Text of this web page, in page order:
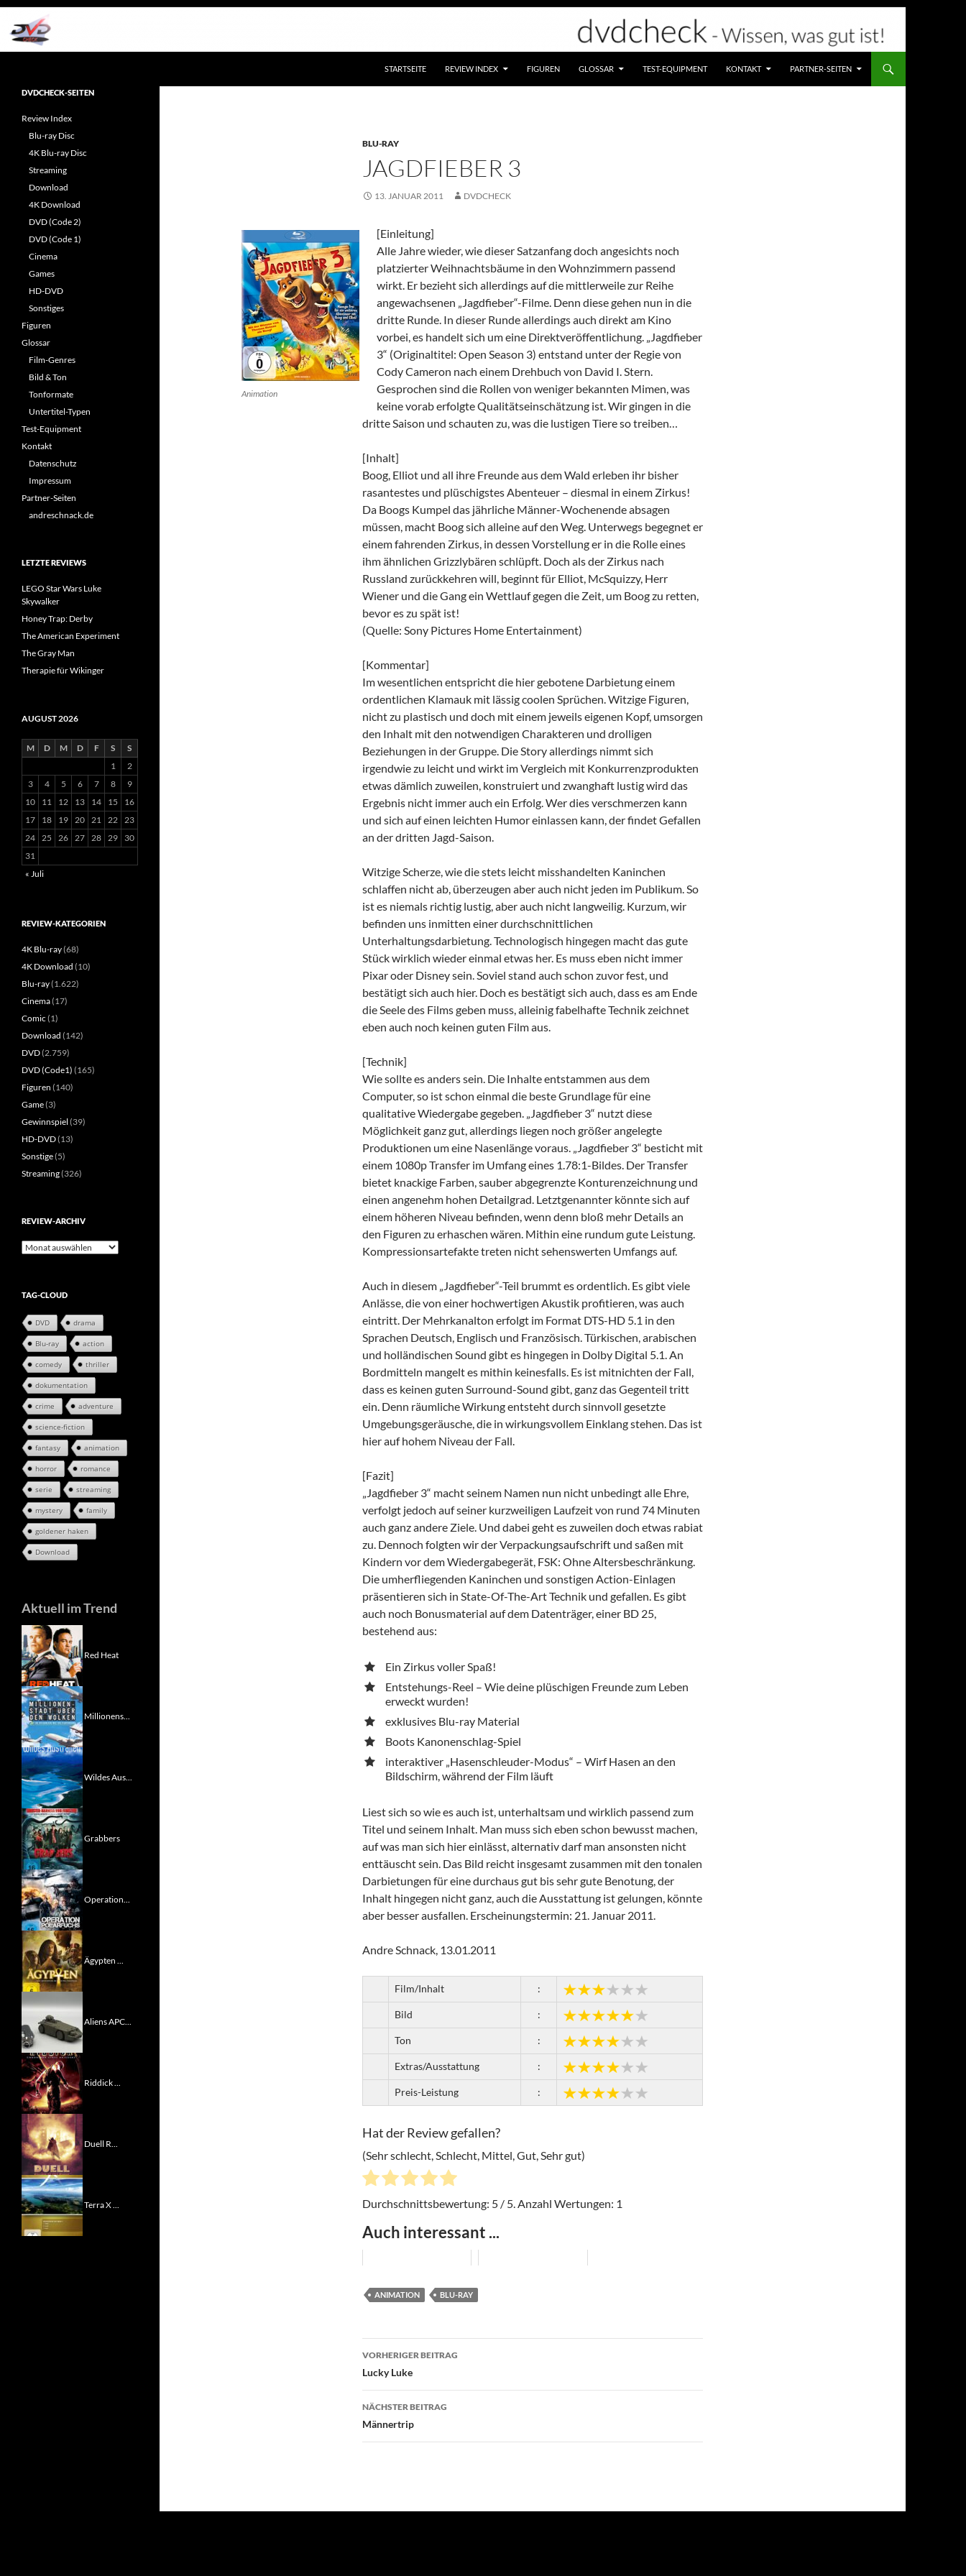
Zum
Inhalt
springen
STARTSEITE REVIEW INDEX FIGUREN GLOSSAR TEST-EQUIPMENT KONTAKT PARTNER-SEITEN
BLU-RAY
JAGDFIEBER 3
13. JANUAR 2011 DVDCHECK
Animation
[Einleitung]
Alle Jahre wieder, wie dieser Satzanfang doch angesichts noch
platzierter Weihnachtsbäume in den Wohnzimmern passend
wirkt. Er bezieht sich allerdings auf die mittlerweile zur Reihe
angewachsenen „Jagdfieber“-Filme. Denn diese gehen nun in die
dritte Runde. In dieser Runde allerdings auch direkt am Kino
vorbei, es handelt sich um eine Direktveröffentlichung. „Jagdfieber
3“ (Originaltitel: Open Season 3) entstand unter der Regie von
Cody Cameron nach einem Drehbuch von David I. Stern.
Gesprochen sind die Rollen von weniger bekannten Mimen, was
keine vorab erfolgte Qualitätseinschätzung ist. Wir gingen in die
dritte Saison und schauten zu, was die lustigen Tiere so treiben…
[Inhalt]
Boog, Elliot und all ihre Freunde aus dem Wald erleben ihr bisher
rasantestes und plüschigstes Abenteuer – diesmal in einem Zirkus!
Da Boogs Kumpel das jährliche Männer-Wochenende absagen
müssen, macht Boog sich alleine auf den Weg. Unterwegs begegnet er
einem fahrenden Zirkus, in dessen Vorstellung er in die Rolle eines
ihm ähnlichen Grizzlybären schlüpft. Doch als der Zirkus nach
Russland zurückkehren will, beginnt für Elliot, McSquizzy, Herr
Wiener und die Gang ein Wettlauf gegen die Zeit, um Boog zu retten,
bevor es zu spät ist!
(Quelle: Sony Pictures Home Entertainment)
[Kommentar]
Im wesentlichen entspricht die hier gebotene Darbietung einem
ordentlichen Klamauk mit lässig coolen Sprüchen. Witzige Figuren,
nicht zu plastisch und doch mit einem jeweils eigenen Kopf, umsorgen
den Inhalt mit den notwendigen Charakteren und drolligen
Beziehungen in der Gruppe. Die Story allerdings nimmt sich
irgendwie zu leicht und wirkt im Vergleich mit Konkurrenzprodukten
etwas dämlich zuweilen, konstruiert und zwanghaft lustig wird das
Ergebnis nicht immer auch ein Erfolg. Wer dies verschmerzen kann
und sich auf einen leichten Humor einlassen kann, der findet Gefallen
an der dritten Jagd-Saison.
Witzige Scherze, wie die stets leicht misshandelten Kaninchen
schlaffen nicht ab, überzeugen aber auch nicht jeden im Publikum. So
ist es niemals richtig lustig, aber auch nicht langweilig. Kurzum, wir
befinden uns inmitten einer durchschnittlichen
Unterhaltungsdarbietung. Technologisch hingegen macht das gute
Stück wirklich wieder einmal etwas her. Es muss eben nicht immer
Pixar oder Disney sein. Soviel stand auch schon zuvor fest, und
bestätigt sich auch hier. Doch es bestätigt sich auch, dass es am Ende
die Seele des Films geben muss, alleinig fabelhafte Technik zeichnet
eben auch noch keinen guten Film aus.
[Technik]
Wie sollte es anders sein. Die Inhalte entstammen aus dem
Computer, so ist schon einmal die beste Grundlage für eine
qualitative Wiedergabe gegeben. „Jagdfieber 3“ nutzt diese
Möglichkeit ganz gut, allerdings liegen noch größer angelegte
Produktionen um eine Nasenlänge voraus. „Jagdfieber 3“ besticht mit
einem 1080p Transfer im Umfang eines 1.78:1-Bildes. Der Transfer
bietet knackige Farben, sauber abgegrenzte Konturenzeichnung und
einen angenehm hohen Detailgrad. Letztgenannter könnte sich auf
einem höheren Niveau befinden, wenn denn bloß mehr Details an
den Figuren zu erhaschen wären. Mithin eine rundum gute Leistung.
Kompressionsartefakte treten nicht sehenswerten Umfangs auf.
Auch in diesem „Jagdfieber“-Teil brummt es ordentlich. Es gibt viele
Anlässe, die von einer hochwertigen Akustik profitieren, was auch
eintritt. Der Mehrkanalton erfolgt im Format DTS-HD 5.1 in den
Sprachen Deutsch, Englisch und Französisch. Türkischen, arabischen
und holländischen Sound gibt es hingegen in Dolby Digital 5.1. An
Bordmitteln mangelt es mithin keinesfalls. Es ist mitnichten der Fall,
dass es keinen guten Surround-Sound gibt, ganz das Gegenteil tritt
ein. Denn räumliche Wirkung entsteht durch sinnvoll gesetzte
Umgebungsgeräusche, die in wirkungsvollem Einklang stehen. Das ist
hier auf hohem Niveau der Fall.
[Fazit]
„Jagdfieber 3“ macht seinem Namen nun nicht unbedingt alle Ehre,
verfolgt jedoch auf seiner kurzweiligen Laufzeit von rund 74 Minuten
auch ganz andere Ziele. Und dabei geht es zuweilen doch etwas rabiat
zu. Dennoch folgten wir der Verpackungsaufschrift und saßen mit
Kindern vor dem Wiedergabegerät, FSK: Ohne Altersbeschränkung.
Die umherfliegenden Kaninchen und sonstigen Action-Einlagen
präsentieren sich in State-Of-The-Art Technik und gefallen. Es gibt
auch noch Bonusmaterial auf dem Datenträger, einer BD 25,
bestehend aus:
Ein Zirkus voller Spaß!
Entstehungs-Reel – Wie deine plüschigen Freunde zum Leben
erweckt wurden!
exklusives Blu-ray Material
Boots Kanonenschlag-Spiel
interaktiver „Hasenschleuder-Modus“ – Wirf Hasen an den
Bildschirm, während der Film läuft
Liest sich so wie es auch ist, unterhaltsam und wirklich passend zum
Titel und seinem Inhalt. Man muss sich eben schon bewusst machen,
auf was man sich hier einlässt, alternativ darf man ansonsten nicht
enttäuscht sein. Das Bild reicht insgesamt zusammen mit den tonalen
Darbietungen für eine durchaus gut bis sehr gute Benotung, der
Inhalt hingegen nicht ganz, auch die Ausstattung ist gelungen, könnte
aber besser ausfallen. Erscheinungstermin: 21. Januar 2011.
Andre Schnack, 13.01.2011
Film/Inhalt :
Bild :
Ton :
Extras/Ausstattung :
Preis-Leistung :
Hat der Review gefallen?
(Sehr schlecht, Schlecht, Mittel, Gut, Sehr gut)
Durchschnittsbewertung: 5 / 5. Anzahl Wertungen: 1
Auch interessant ...
ANIMATION BLU-RAY
Beitragsnavigation
VORHERIGER BEITRAG
Lucky Luke
NÄCHSTER BEITRAG
Männertrip
Reviews rund ums Heimkino &
DVDCHECK-SEITEN
Review Index
Blu-ray Disc
4K Blu-ray Disc
Streaming
Download
4K Download
DVD (Code 2)
DVD (Code 1)
Cinema
Games
HD-DVD
Sonstiges
Figuren
Glossar
Film-Genres
Bild & Ton
Tonformate
Untertitel-Typen
Test-Equipment
Kontakt
Datenschutz
Impressum
Partner-Seiten
andreschnack.de
LETZTE REVIEWS
LEGO Star Wars Luke
Skywalker
Honey Trap: Derby
The American Experiment
The Gray Man
Therapie für Wikinger
AUGUST 2026
M D M D F S
S
1
2
3
4 5 6 7 8
9
10
11 12 13 14 15
16
17
18 19 20 21 22 23
24 25 26 27 28 29
30
31
« Juli
REVIEW-KATEGORIEN
4K Blu-ray(68)
4K Download (10)
Blu-ray(1.622)
Cinema(17)
Comic (1)
Download (142)
DVD(2.759)
DVD (Code1) (165)
Figuren (140)
Game(3)
Gewinnspiel (39)
HD-DVD(13)
Sonstige(5)
Streaming(326)
REVIEW-ARCHIV
Review-
TAG-CLOUD
DVD drama
Blu-ray action
comedy thriller
dokumentation
crime adventure
science-fiction
fantasy animation
horror romance
serie streaming
mystery family
goldener haken
Download
Aktuell im Trend
Red Heat
Millionens...
Wildes Aus...
Grabbers
Operation...
Ägypten ...
Aliens APC...
Riddick ...
Duell R...
Terra X ...